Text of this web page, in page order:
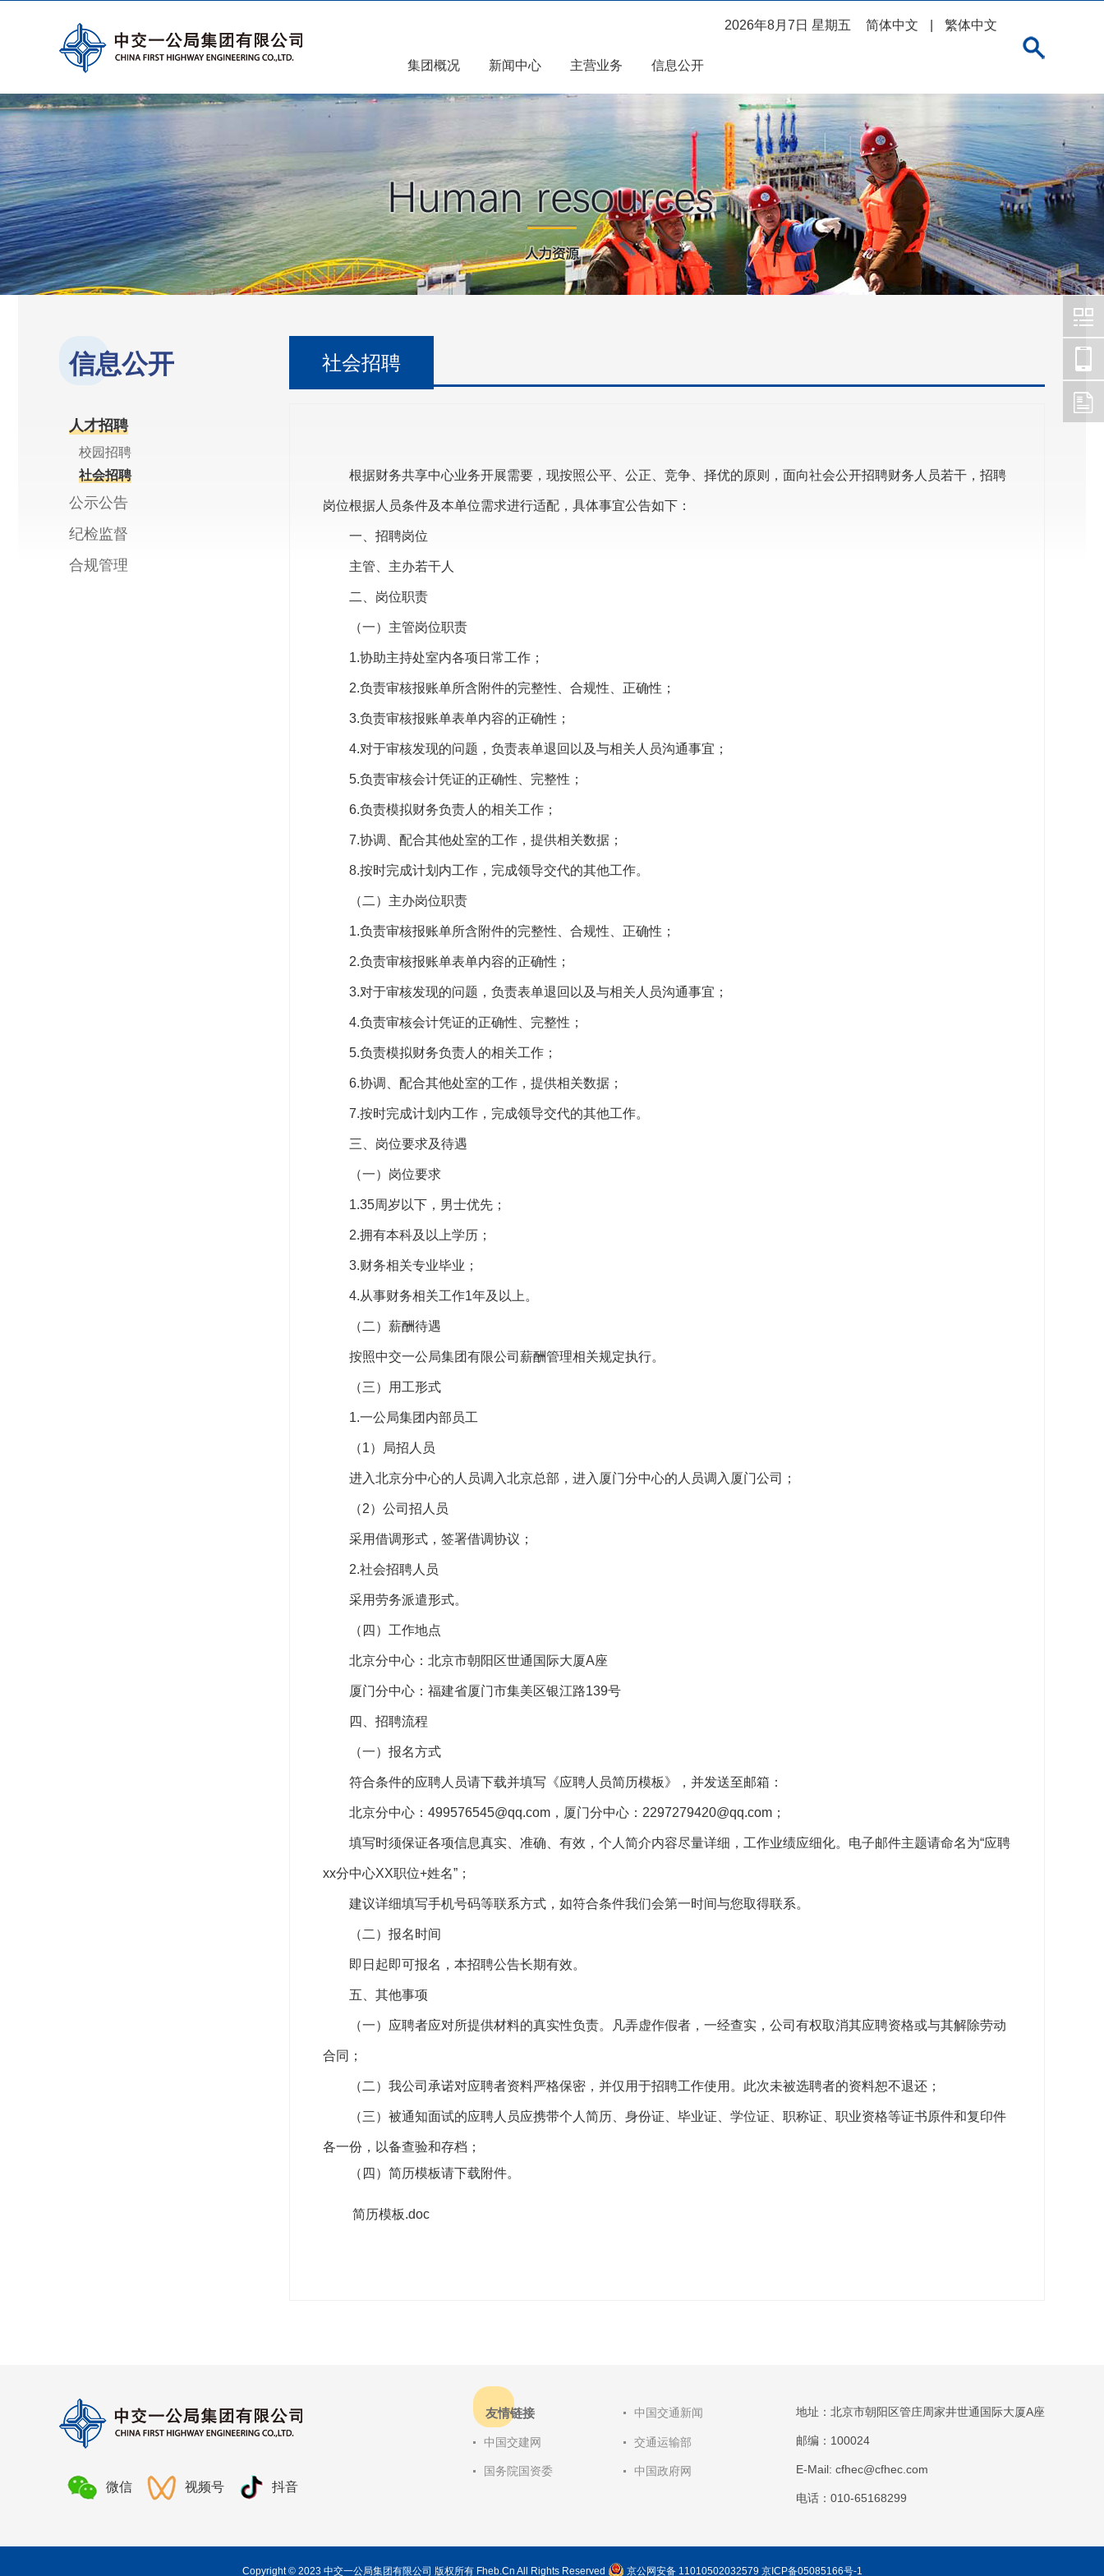
2026年8月7日 星期五 简体中文 繁体中文
集团概况 新闻中心 主营业务 信息公开
信息公开
人才招聘
校园招聘
社会招聘
公示公告
纪检监督
合规管理
社会招聘
根据财务共享中心业务开展需要，现按照公平、公正、竞争、择优的原则，面向社会公开招聘财务人员若干，招聘
岗位根据人员条件及本单位需求进行适配，具体事宜公告如下：
一、招聘岗位
主管、主办若干人
二、岗位职责
（一）主管岗位职责
1.协助主持处室内各项日常工作；
2.负责审核报账单所含附件的完整性、合规性、正确性；
3.负责审核报账单表单内容的正确性；
4.对于审核发现的问题，负责表单退回以及与相关人员沟通事宜；
5.负责审核会计凭证的正确性、完整性；
6.负责模拟财务负责人的相关工作；
7.协调、配合其他处室的工作，提供相关数据；
8.按时完成计划内工作，完成领导交代的其他工作。
（二）主办岗位职责
1.负责审核报账单所含附件的完整性、合规性、正确性；
2.负责审核报账单表单内容的正确性；
3.对于审核发现的问题，负责表单退回以及与相关人员沟通事宜；
4.负责审核会计凭证的正确性、完整性；
5.负责模拟财务负责人的相关工作；
6.协调、配合其他处室的工作，提供相关数据；
7.按时完成计划内工作，完成领导交代的其他工作。
三、岗位要求及待遇
（一）岗位要求
1.35周岁以下，男士优先；
2.拥有本科及以上学历；
3.财务相关专业毕业；
4.从事财务相关工作1年及以上。
（二）薪酬待遇
按照中交一公局集团有限公司薪酬管理相关规定执行。
（三）用工形式
1.一公局集团内部员工
（1）局招人员
进入北京分中心的人员调入北京总部，进入厦门分中心的人员调入厦门公司；
（2）公司招人员
采用借调形式，签署借调协议；
2.社会招聘人员
采用劳务派遣形式。
（四）工作地点
北京分中心：北京市朝阳区世通国际大厦A座
厦门分中心：福建省厦门市集美区银江路139号
四、招聘流程
（一）报名方式
符合条件的应聘人员请下载并填写《应聘人员简历模板》，并发送至邮箱：
北京分中心：499576545@qq.com，厦门分中心：2297279420@qq.com；
填写时须保证各项信息真实、准确、有效，个人简介内容尽量详细，工作业绩应细化。电子邮件主题请命名为“应聘
xx分中心XX职位+姓名”；
建议详细填写手机号码等联系方式，如符合条件我们会第一时间与您取得联系。
（二）报名时间
即日起即可报名，本招聘公告长期有效。
五、其他事项
（一）应聘者应对所提供材料的真实性负责。凡弄虚作假者，一经查实，公司有权取消其应聘资格或与其解除劳动
合同；
（二）我公司承诺对应聘者资料严格保密，并仅用于招聘工作使用。此次未被选聘者的资料恕不退还；
（三）被通知面试的应聘人员应携带个人简历、身份证、毕业证、学位证、职称证、职业资格等证书原件和复印件
各一份，以备查验和存档；
（四）简历模板请下载附件。
简历模板.doc
微信 视频号 抖音
友情链接 中国交通新闻
中国交建网 交通运输部
国务院国资委 中国政府网
地址：北京市朝阳区管庄周家井世通国际大厦A座
邮编：100024
E-Mail: cfhec@cfhec.com
电话：010-65168299
Copyright © 2023 中交一公局集团有限公司 版权所有 Fheb.Cn All Rights Reserved 京公网安备 11010502032579 京ICP备05085166号-1